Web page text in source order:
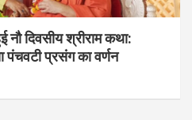
दिवसीय श्रीराम कथा:
पंचवटी प्रसंग का वर्णन